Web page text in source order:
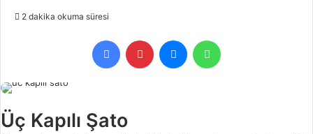
göndermek
2 dakika okuma süresi
FacebookPinterest Messenger
Üç Kapılı Şato